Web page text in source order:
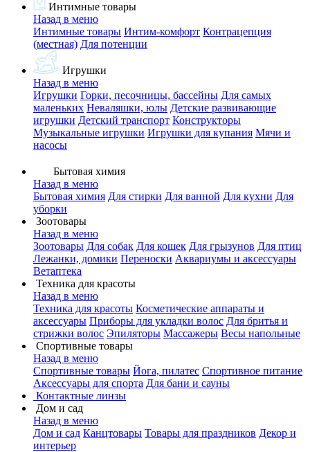
Интимные товары
Назад в меню
Интимные товары Интим-комфорт Контрацепция
(местная) Для потенции
Игрушки
Назад в меню
Игрушки Горки, песочницы, бассейны Для самых
маленьких Неваляшки, юлы Детские развивающие
игрушки Детский транспорт Конструкторы
Музыкальные игрушки Игрушки для купания Мячи и
насосы
Бытовая химия
Назад в меню
Бытовая химия Для стирки Для ванной Для кухни Для
уборки
Зоотовары
Назад в меню
Зоотовары Для собак Для кошек Для грызунов Для птиц
Лежанки, домики Переноски Аквариумы и аксессуары
Ветаптека
Техника для красоты
Назад в меню
Техника для красоты Косметические аппараты и
аксессуары Приборы для укладки волос Для бритья и
стрижки волос Эпиляторы Массажеры Весы напольные
Спортивные товары
Назад в меню
Спортивные товары Йога, пилатес Спортивное питание
Аксессуары для спорта Для бани и сауны
Контактные линзы
Дом и сад
Назад в меню
Дом и сад Канцтовары Товары для праздников Декор и
интерьер